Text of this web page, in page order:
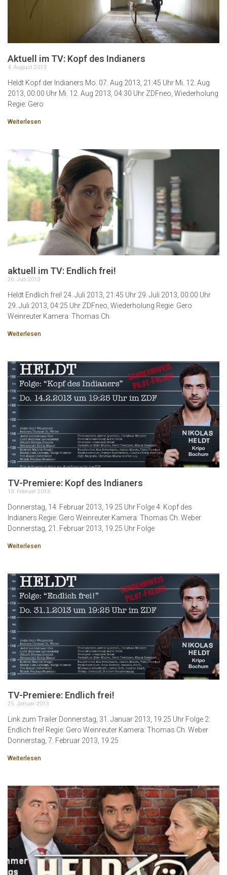
Aktuell im TV: Kopf des Indianers
4. August 2013
Heldt Kopf der Indianers Mo. 07. Aug 2013, 21:45 Uhr Mi. 12. Aug
2013, 00:00 Uhr Mi. 12. Aug 2013, 04:30 Uhr ZDFneo, Wiederholung
Regie: Gero
Weiterlesen
aktuell im TV: Endlich frei!
26. Juli 2013
Heldt Endlich frei! 24. Juli 2013, 21:45 Uhr 29. Juli 2013, 00:00 Uhr
29. Juli 2013, 04:25 Uhr ZDFneo, Wiederholung Regie: Gero
Weinreuter Kamera: Thomas Ch.
Weiterlesen
TV-Premiere: Kopf des Indianers
13. Februar 2013
Donnerstag, 14. Februar 2013, 19.25 Uhr Folge 4: Kopf des
Indianers Regie: Gero Weinreuter Kamera: Thomas Ch. Weber
Donnerstag, 21. Februar 2013, 19.25 Uhr Folge
Weiterlesen
TV-Premiere: Endlich frei!
25. Januar 2013
Link zum Trailer Donnerstag, 31. Januar 2013, 19.25 Uhr Folge 2:
Endlich frei! Regie: Gero Weinreuter Kamera: Thomas Ch. Weber
Donnerstag, 7. Februar 2013, 19.25
Weiterlesen